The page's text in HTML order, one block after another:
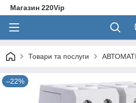
Магазин 220Vip
Товари та послуги
–22%